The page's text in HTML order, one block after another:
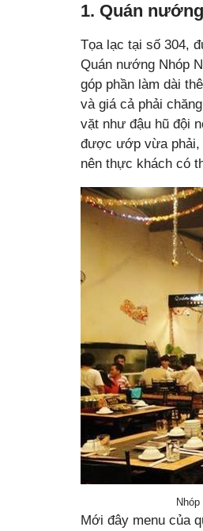
1. Quán
Tọa lạc tại số 304,
Quán nướng Nhóp
góp phần làm dài
và giá cả phải
vặt như đậu hũ đội
được ướp vừa phải,
nên thực khách có
Mới đây menu của